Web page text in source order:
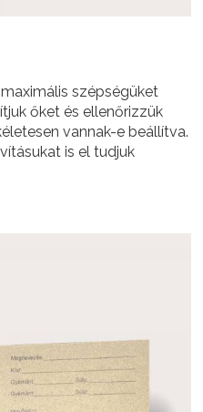
szépségüket
őket és ellenőrizzük
vannak-e beállítva.
is el tudjuk